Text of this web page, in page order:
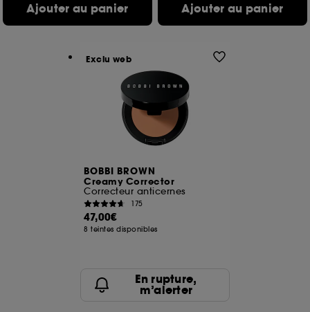
Ajouter au panier Ajouter au panier
BOBBI BROWN
Creamy Corrector
Correcteur anticernes
175
47,00€
8 teintes disponibles
En rupture,
m’alerter
Exclu web